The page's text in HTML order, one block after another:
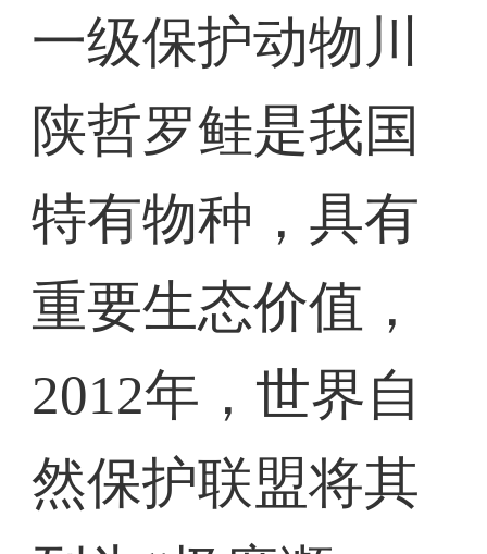
一级保护动物川
陕哲罗鲑是我国
特有物种，具有
重要生态价值，
2012年，世界自
然保护联盟将其